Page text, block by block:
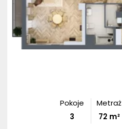
Pokoje
3
Metraż
72m²